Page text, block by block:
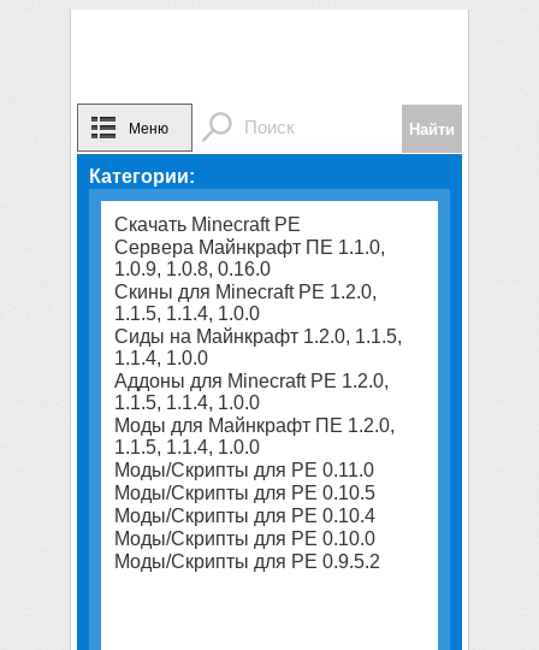
Меню
Категории:
Скачать Minecraft PE
Сервера Майнкрафт ПЕ 1.1.0,
1.0.9, 1.0.8, 0.16.0
Скины для Minecraft PE 1.2.0,
1.1.5, 1.1.4, 1.0.0
Сиды на Майнкрафт 1.2.0, 1.1.5,
1.1.4, 1.0.0
Аддоны для Minecraft PE 1.2.0,
1.1.5, 1.1.4, 1.0.0
Моды для Майнкрафт ПЕ 1.2.0,
1.1.5, 1.1.4, 1.0.0
Моды/Скрипты для PE 0.11.0
Моды/Скрипты для PE 0.10.5
Моды/Скрипты для PE 0.10.4
Моды/Скрипты для PE 0.10.0
Моды/Скрипты для PE 0.9.5.2